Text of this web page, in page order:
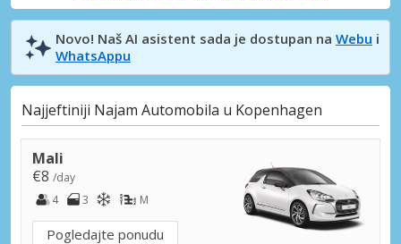
Novo! Naš AI asistent sada je dostupan na Webu i
WhatsAppu
Najjeftiniji Najam Automobila u Kopenhagen
Mali
€8 /day
4
3 M
Pogledajte ponudu